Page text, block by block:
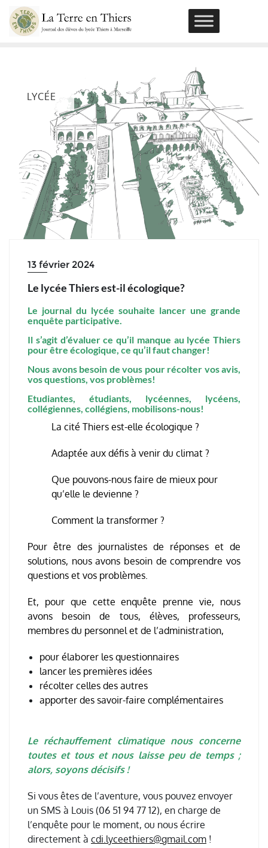
Skip
content
LYCÉE
13 février 2024
Le lycée Thiers est-il écologique?
Le journal du lycée souhaite lancer une grande
enquête participative.
Il s’agit d’évaluer ce qu’il manque au lycée Thiers
pour être écologique, ce qu’il faut changer!
Nous avons besoin de vous pour récolter vos avis,
vos questions, vos problèmes!
Etudiantes, étudiants, lycéennes, lycéens,
collégiennes, collégiens, mobilisons-nous!
La cité Thiers est-elle écologique ?
Adaptée aux défis à venir du climat ?
Que pouvons-nous faire de mieux pour
qu’elle le devienne ?
Comment la transformer ?
Pour être des journalistes de réponses et de
solutions, nous avons besoin de comprendre vos
questions et vos problèmes.
Et, pour que cette enquête prenne vie, nous
avons besoin de tous, élèves, professeurs,
membres du personnel et de l’administration,
pour élaborer les questionnaires
lancer les premières idées
récolter celles des autres
apporter des savoir-faire complémentaires
Le réchauffement climatique nous concerne
toutes et tous et nous laisse peu de temps ;
alors, soyons décisifs !
Si vous êtes de l’aventure, vous pouvez envoyer
un SMS à Louis (06 51 94 77 12), en charge de
l’enquête pour le moment, ou nous écrire
directement à cdi.lyceethiers@gmail.com !